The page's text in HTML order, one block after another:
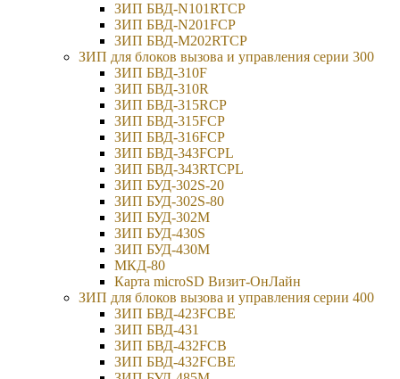
ЗИП БВД-N101RTCP
ЗИП БВД-N201FCP
ЗИП БВД-M202RTCP
ЗИП для блоков вызова и управления серии 300
ЗИП БВД-310F
ЗИП БВД-310R
ЗИП БВД-315RCP
ЗИП БВД-315FCP
ЗИП БВД-316FCP
ЗИП БВД-343FCPL
ЗИП БВД-343RTCPL
ЗИП БУД-302S-20
ЗИП БУД-302S-80
ЗИП БУД-302М
ЗИП БУД-430S
ЗИП БУД-430M
МКД-80
Карта microSD Визит-ОнЛайн
ЗИП для блоков вызова и управления серии 400
ЗИП БВД-423FCBE
ЗИП БВД-431
ЗИП БВД-432FCB
ЗИП БВД-432FCBE